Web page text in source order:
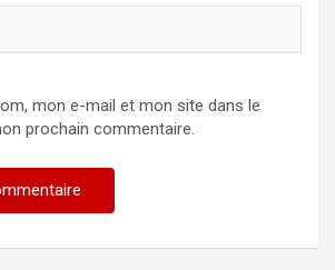
mon e-mail et mon site dans le
prochain commentaire.